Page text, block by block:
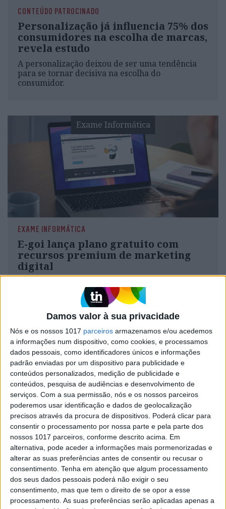
Damos valor à sua privacidade
Nós e os nossos 1017 parceiros armazenamos e/ou acedemos
a informações num dispositivo, como cookies, e processamos
dados pessoais, como identificadores únicos e informações
padrão enviadas por um dispositivo para publicidade e
conteúdos personalizados, medição de publicidade e
conteúdos, pesquisa de audiências e desenvolvimento de
serviços. Com a sua permissão, nós e os nossos parceiros
poderemos usar identificação e dados de geolocalização
precisos através da procura de dispositivos. Poderá clicar para
consentir o processamento por nossa parte e pela parte dos
nossos 1017 parceiros, conforme descrito acima. Em
alternativa, pode aceder a informações mais pormenorizadas e
alterar as suas preferências antes de consentir ou recusar o
consentimento. Tenha em atenção que algum processamento
dos seus dados pessoais poderá não exigir o seu
consentimento, mas que tem o direito de se opor a esse
processamento. As suas preferências serão aplicadas apenas a
CONTEÚDO PATROCINADO
Personalização já influencia 75% dos
consumidores na escolha de marcas,
revela estudo
A personalização deixou de ser uma tendência
para se tornar decisiva na escolha do
consumidor.
Exame Informática
EXAME INFORMÁTICA
E-goi lança plano gratuito com
recursos premium de marketing
digital
como email marketing, landing page e
automação de marketing – assim se descreve o
plano gratuito que é premium.
Exame Informática
EXAME INFORMÁTICA
Empresas reforçam aposta em IA:
86% já têm orçamento dedicado à
tecnologia em 2025